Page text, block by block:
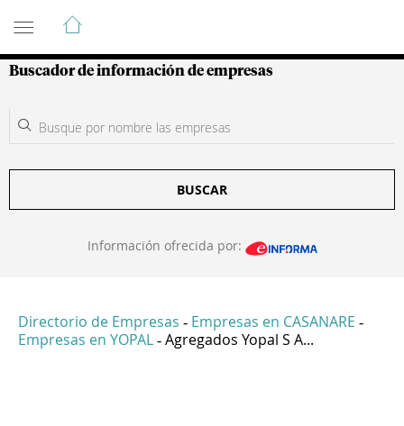
Guía de Empresas Colombianas
Buscador de información de empresas
BUSCAR
Información ofrecida por:
Directorio de Empresas - Empresas en CASANARE -
Empresas en YOPAL - Agregados Yopal S A...